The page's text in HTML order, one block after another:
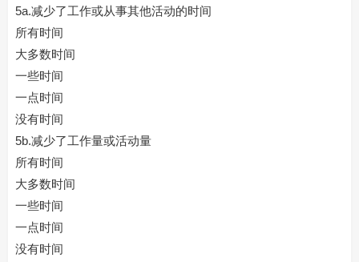
5a.减少了工作或从事其他活动的时间
所有时间
大多数时间
一些时间
一点时间
没有时间
5b.减少了工作量或活动量
所有时间
大多数时间
一些时间
一点时间
没有时间